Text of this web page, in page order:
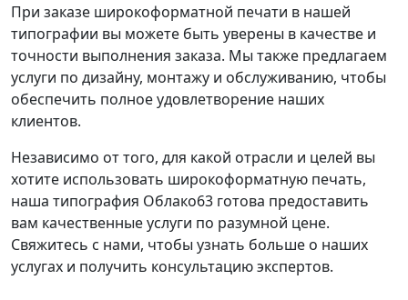
При заказе широкоформатной печати в нашей
типографии вы можете быть уверены в качестве и
точности выполнения заказа. Мы также предлагаем
услуги по дизайну, монтажу и обслуживанию, чтобы
обеспечить полное удовлетворение наших
клиентов.
Независимо от того, для какой отрасли и целей вы
хотите использовать широкоформатную печать,
наша типография Облако63 готова предоставить
вам качественные услуги по разумной цене.
Свяжитесь с нами, чтобы узнать больше о наших
услугах и получить консультацию экспертов.